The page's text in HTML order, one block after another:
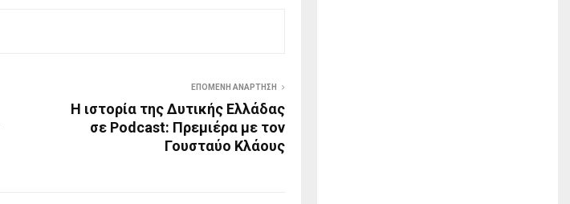
ΕΠΌΜΕΝΗ ΑΝΆΡΤΗΣΗ
Η ιστορία της Δυτικής Ελλάδας
σε Podcast: Πρεμιέρα με τον
Γουσταύο Κλάους